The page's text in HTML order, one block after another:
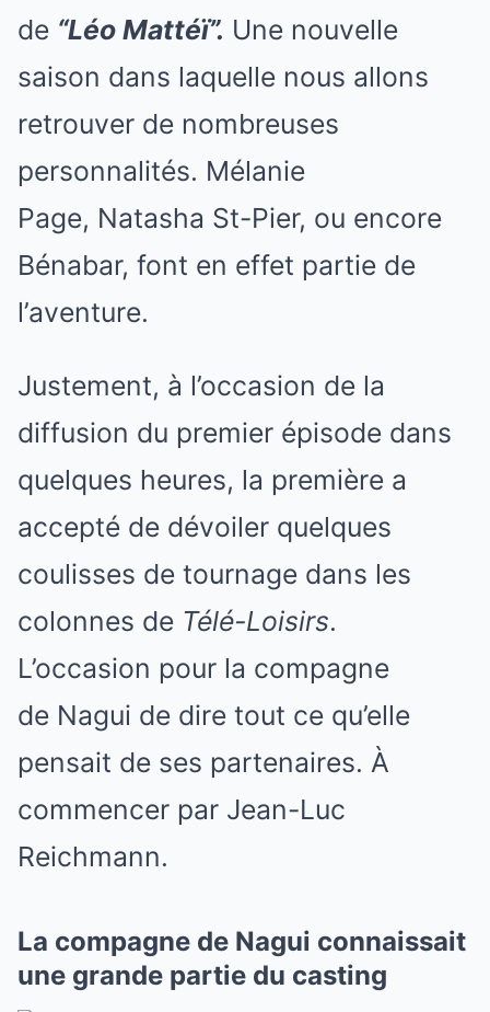
de “Léo Mattéï”. Une nouvelle
saison dans laquelle nous allons
retrouver de nombreuses
personnalités. Mélanie
Page, Natasha St-Pier, ou encore
Bénabar, font en effet partie de
l’aventure.
Justement, à l’occasion de la
diffusion du premier épisode dans
quelques heures, la première a
accepté de dévoiler quelques
coulisses de tournage dans les
colonnes de Télé-Loisirs.
L’occasion pour la compagne
de Nagui de dire tout ce qu’elle
pensait de ses partenaires. À
commencer par Jean-Luc
Reichmann.
La compagne de Nagui connaissait
une grande partie du casting